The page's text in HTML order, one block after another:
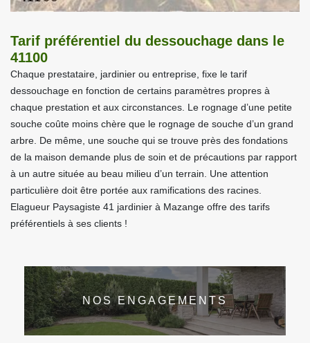
Tarif préférentiel du dessouchage dans le
41100
Chaque prestataire, jardinier ou entreprise, fixe le tarif
dessouchage en fonction de certains paramètres propres à
chaque prestation et aux circonstances. Le rognage d’une petite
souche coûte moins chère que le rognage de souche d’un grand
arbre. De même, une souche qui se trouve près des fondations
de la maison demande plus de soin et de précautions par rapport
à un autre située au beau milieu d’un terrain. Une attention
particulière doit être portée aux ramifications des racines.
Elagueur Paysagiste 41 jardinier à Mazange offre des tarifs
préférentiels à ses clients !
NOS ENGAGEMENTS